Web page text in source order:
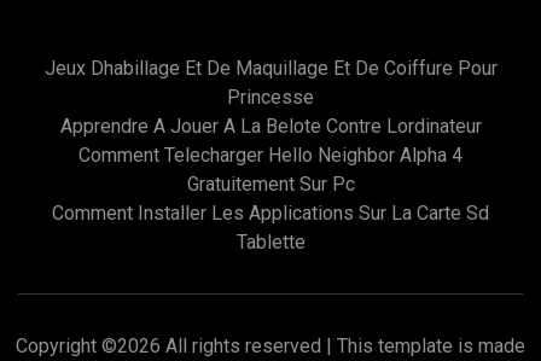
Jeux Dhabillage Et De Maquillage Et De Coiffure Pour
Princesse
Apprendre A Jouer A La Belote Contre Lordinateur
Comment Telecharger Hello Neighbor Alpha 4
Gratuitement Sur Pc
Comment Installer Les Applications Sur La Carte Sd
Tablette
Copyright ©2026 All rights reserved | This template is made